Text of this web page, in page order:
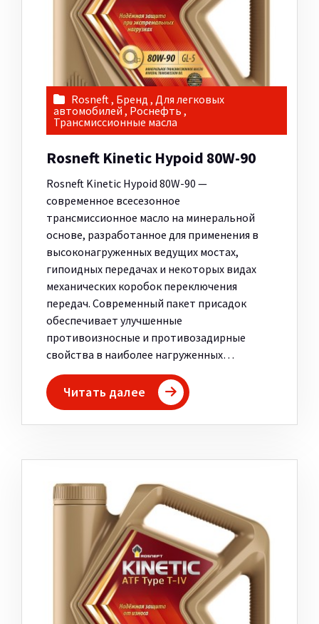
Rosneft, Бренд , Для легковых
автомобилей , Роснефть ,
Трансмиссионные масла
Rosneft Kinetic Hypoid 80W-90
Rosneft Kinetic Hypoid 80W-90 —
современное всесезонное
трансмиссионное масло на минеральной
основе, разработанное для применения в
высоконагруженных ведущих мостах,
гипоидных передачах и некоторых видах
механических коробок переключения
передач. Современный пакет присадок
обеспечивает улучшенные
противоизносные и противозадирные
свойства в наиболее нагруженных…
Читать далее